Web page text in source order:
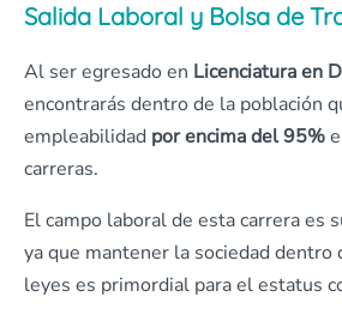
Salida Laboral y Bolsa de
Al ser egresado en Licenciatura en
encontrarás dentro de la población
empleabilidad por encima del 95%
carreras.
El campo laboral de esta carrera es
ya que mantener la sociedad dentro
leyes es primordial para el estatus